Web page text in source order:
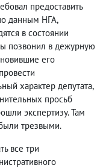
предоставить
данным НГА,
в состоянии
позвонил в дежурную
его
характер депутата,
просьб
экспертизу. Там
трезвыми.
все три